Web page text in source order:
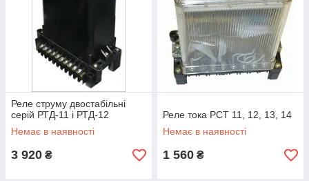
Реле струму двостабільні
серій РТД-11 і РТД-12
Немає в наявності
3 920 ₴
Реле тока РСТ 11, 12, 13, 14
Немає в наявності
1 560 ₴